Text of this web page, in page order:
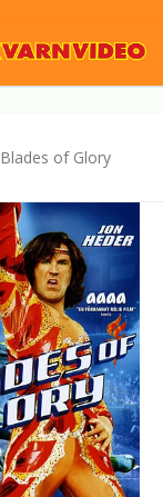
Blades of Glory